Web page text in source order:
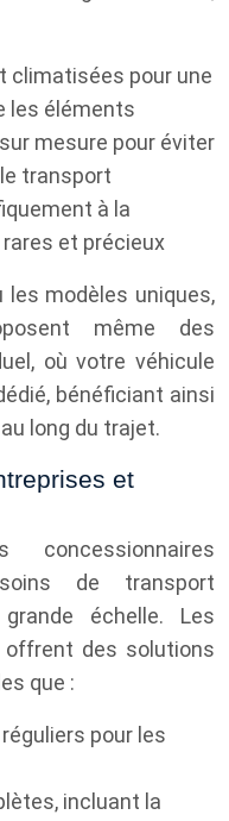
climatisées pour une
les éléments
mesure pour éviter
transport
à la
et précieux
les modèles uniques,
même des
où votre véhicule
bénéficiant ainsi
long du trajet.
et
de transport
échelle. Les
des solutions
que :
pour les
incluant la